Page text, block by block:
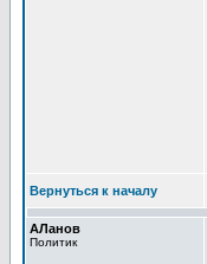
Вернуться к началу
АЛанов
Политик